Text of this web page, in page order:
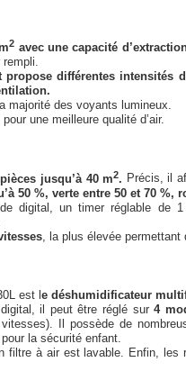
2 avec une capacité
rempli.
propose différentes intensités
majorité des voyants lumineux.
une meilleure qualité d’air.
jusqu’à 40 m2. Précis, il
50 %, verte entre 50 et 70 %,
digital, un timer réglable de
, la plus élevée
est l e déshumidificateur
digital, il peut être réglé sur4
Il possède de
la sécurité enfant.
filtre à air est lavable. Enfin,